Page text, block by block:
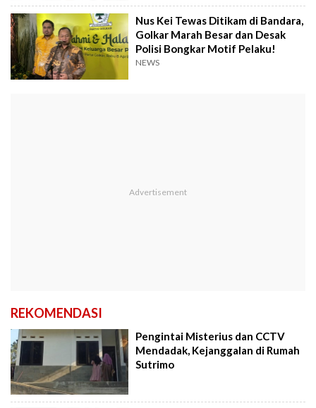
Nus Kei Tewas Ditikam di Bandara,
Golkar Marah Besar dan Desak
Polisi Bongkar Motif Pelaku!
NEWS
REKOMENDASI
Pengintai Misterius dan CCTV
Mendadak, Kejanggalan di Rumah
Sutrimo